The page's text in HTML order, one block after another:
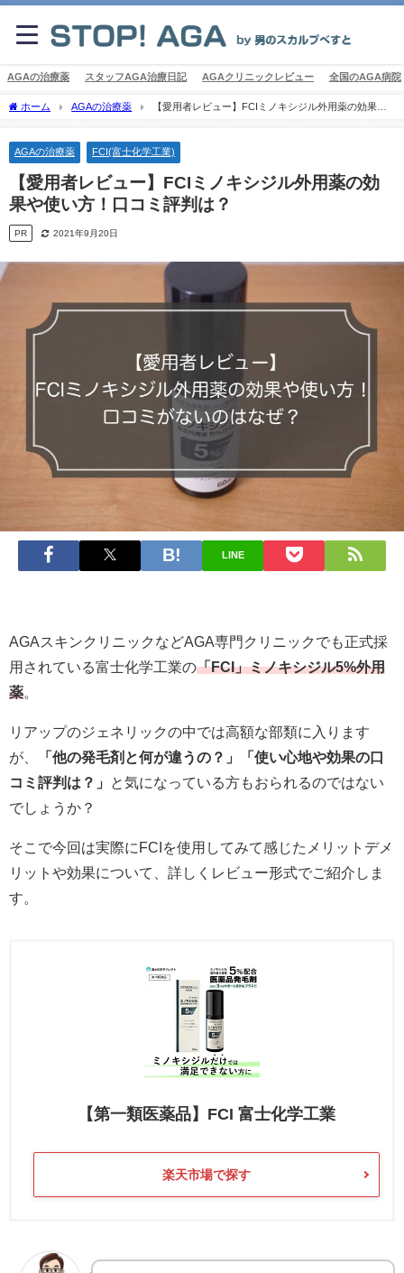
AGAの治療薬 スタッフAGA治療日記 AGAクリニックレビュー 全国のAGA病院
ホーム AGAの治療薬
【愛用者レビュー】FCIミノキシジル外用薬の効果や
AGAの治療薬 FCI(富士化学工業)
【愛用者レビュー】FCIミノキシジル外用薬の効
果や使い方！口コミ評判は？
PR 2021年9月20日
LINE
AGAスキンクリニックなどAGA専門クリニックでも正式採
用されている富士化学工業の「FCI」ミノキシジル5%外用
薬
リアップのジェネリックの中では高額な部類に入ります
が、
「他の発毛剤と何が違うの？」「使い心地や効果の口
コミ評判は？」
と気になっている方もおられるのではない
でしょうか？
そこで今回は実際にFCIを使用してみて感じたメリットデメ
リットや効果について、詳しくレビュー形式でご紹介しま
す。
【第一類医薬品】FCI 富士化学工業
楽天市場で探す